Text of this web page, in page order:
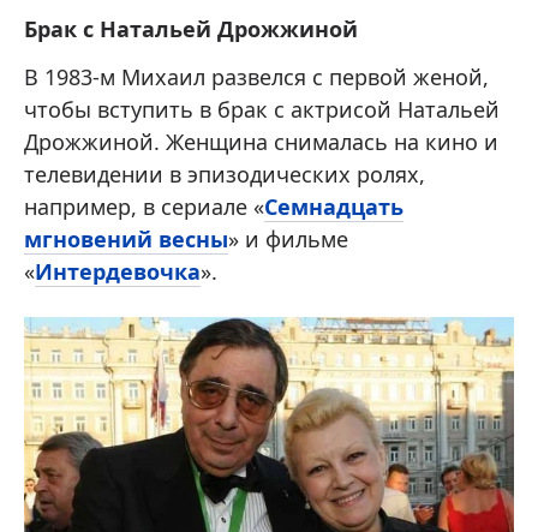
Брак с Натальей Дрожжиной
В 1983-м Михаил развелся с первой женой,
чтобы вступить в брак с актрисой Натальей
Дрожжиной. Женщина снималась на кино и
телевидении в эпизодических ролях,
например, в сериале «Семнадцать
мгновений весны» и фильме
«Интердевочка».